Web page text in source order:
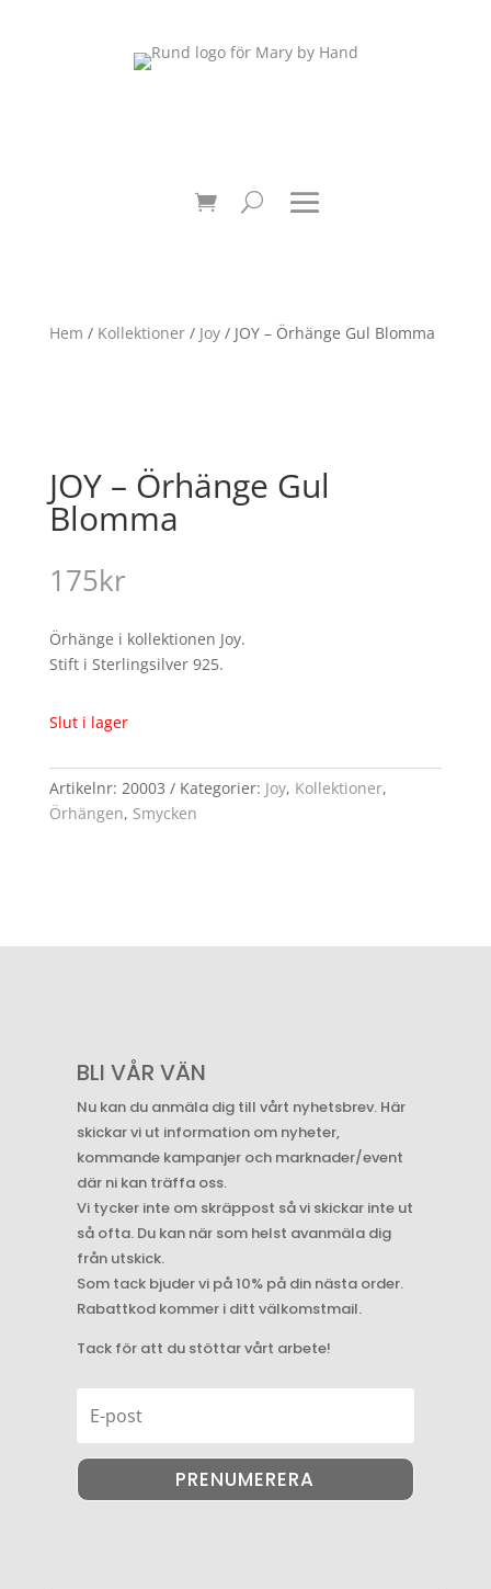
Hem / Kollektioner/ Joy/ JOY – Örhänge Gul Blomma
JOY – Örhänge Gul
Blomma
175kr
Örhänge i kollektionen Joy.
Stift i Sterlingsilver 925.
Slut i lager
Artikelnr: 20003 Kategorier: Joy, Kollektioner,
Örhängen, Smycken
BLI VÅR VÄN
Nu kan du anmäla dig till vårt nyhetsbrev. Här
skickar vi ut information om nyheter,
kommande kampanjer och marknader/event
där ni kan träffa oss.
Vi tycker inte om skräppost så vi skickar inte ut
så ofta. Du kan när som helst avanmäla dig
från utskick.
Som tack bjuder vi på 10% på din nästa order.
Rabattkod kommer i ditt välkomstmail.
Tack för att du stöttar vårt arbete!
PRENUMERERA